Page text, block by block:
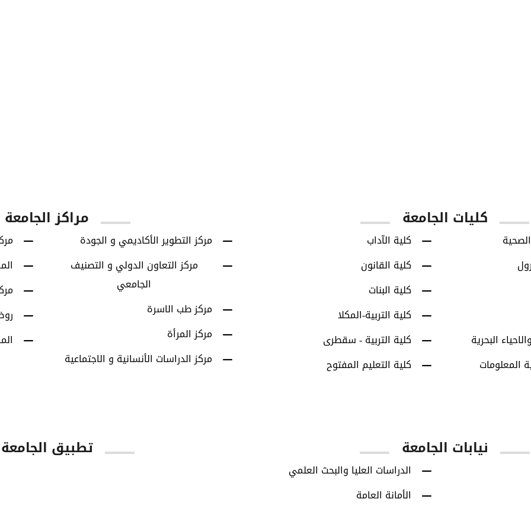
مراكز الجامعة
مركز التطوير الأكاديمي و الجودة
مركز التعاون الدولي و التصنيف
الجامعي
مركز طب الاسرة
مركز المرأة
مركز الدراسات الأنسانية و الاجتماعية
كليات الجامعة
كلية الآداب
كلية القانون
كلية البنات
كلية التربية-المكلا
كلية التربية - سقطرى
كلية التعليم المفتوح
البحرية
المعلومات
تطبيق الجامعة نيابات الجامعة
الدراسات العليا والبحث العلمي
الأمانة العامة